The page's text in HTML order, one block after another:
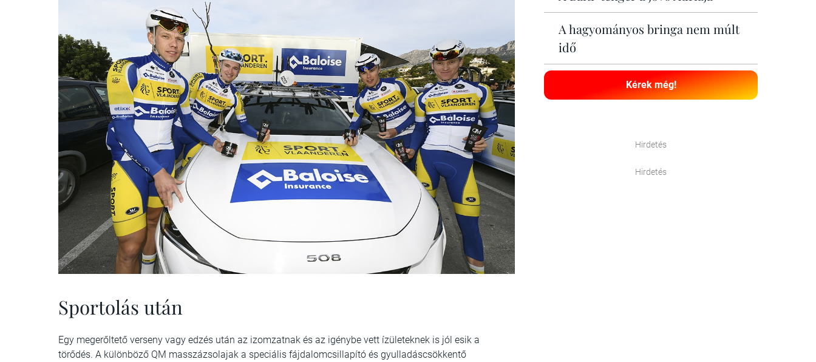
Sportolás után
Egy megerőltető verseny vagy edzés után az izomzatnak és az igénybe vett ízületeknek is jól esik a
törődés. A különböző QM masszázsolajak a speciális fájdalomcsillapító és gyulladáscsökkentő
A hagyományos bringa nem múlt
idő
Kérek még!
Hirdetés
Hirdetés